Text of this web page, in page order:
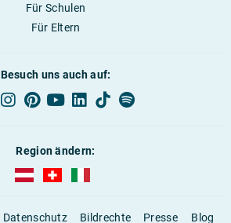
Für Schulen
Für Eltern
Besuch uns auch auf:
Region ändern:
AUBI-plus Österreich (deutsch)
AUBI-plus Schweiz (deutsch)
AUBI-plus Italien (deutsch)
Datenschutz Bildrechte Presse Blog